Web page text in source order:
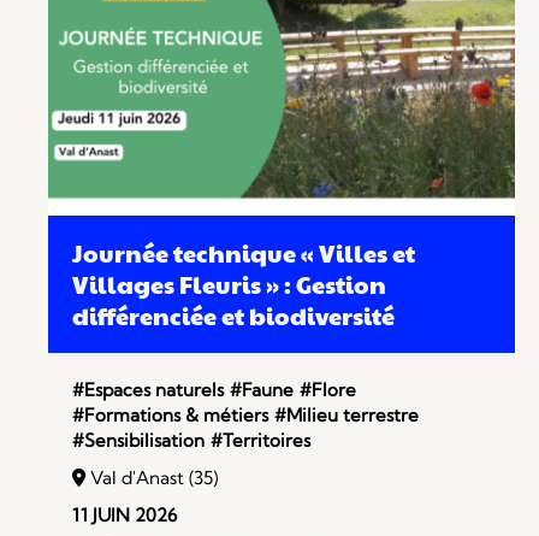
Journée technique « Villes et
Villages Fleuris » : Gestion
différenciée et biodiversité
#Espaces naturels #Faune #Flore
#Formations & métiers #Milieu terrestre
#Sensibilisation #Territoires
Val d'Anast (35)
11 JUIN 2026